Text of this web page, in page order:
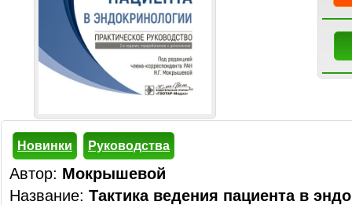
Новинки Руководства
Автор: Мокрышевой
Название: Тактика ведения пациента в